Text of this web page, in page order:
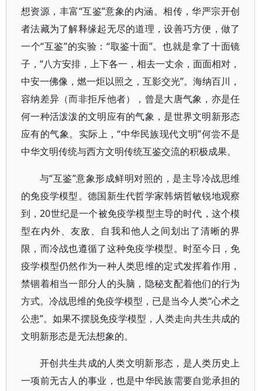
想资源，丰富“互鉴”意象的内涵。相传，华严宗开创
者法藏为了解释缘起无尽的道理，设善巧方便，做了
一个“互鉴”的实验：“取鉴十面”。也就是拿了十面镜
子，“八方安排，上下各一，相去一丈余，面面相对，
中安一佛像，燃一炬以照之，互影交光”。海纳百川，
容纳差异（而非拒斥他者），曾是大唐气象，亦是任
何一种活泼泼的文明应有的气象，是世界文明新形态
应有的气象。实际上，“中华民族现代文明”何尝不是
中华文明传统与西方文明传统互鉴交流的积极成果。
与“互鉴”意象形成鲜明对照的，是主导冷战思维
的免疫学模型。德国新生代哲学家韩炳哲敏锐地观察
到，20世纪是一个被免疫学模型主导的时代，这个模
型在内外、友敌、自我和他人之间划出了清晰的界
限，而冷战也遵循了这种免疫学模型。时至今日，免
疫学模型仍然作为一种人类思维的定式发挥着作用，
禁锢着相当一部分人的头脑，隐秘支配着他们的行为
方式。冷战思维的免疫学模型，已是当今人类“心术之
公患”。如果不摆脱免疫学模型，人类走向共生共成的
文明新形态是无法想象的。
开创共生共成的人类文明新形态，是人类历史上
一项前无古人的事业，也是中华民族需要自觉承担的